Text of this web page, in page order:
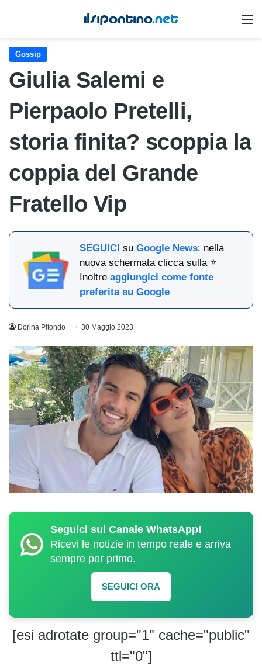
Gossip
Giulia Salemi e
Pierpaolo Pretelli,
storia finita? scoppia la
coppia del Grande
Fratello Vip
SEGUICI suGoogle News: nella
nuova schermata clicca sulla ⭐
Inoltreaggiungici come fonte
preferita su Google
Dorina Pitondo 30 Maggio 2023
Seguici sul Canale WhatsApp!
Ricevi le notizie in tempo reale e arriva
sempre per primo.
SEGUICI ORA
[esi adrotate group="1" cache="public"
ttl="0"]